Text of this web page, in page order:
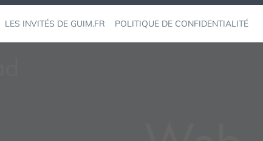
LES INVITÉS DE GUIM.FR POLITIQUE DE CONFIDENTIALITÉ